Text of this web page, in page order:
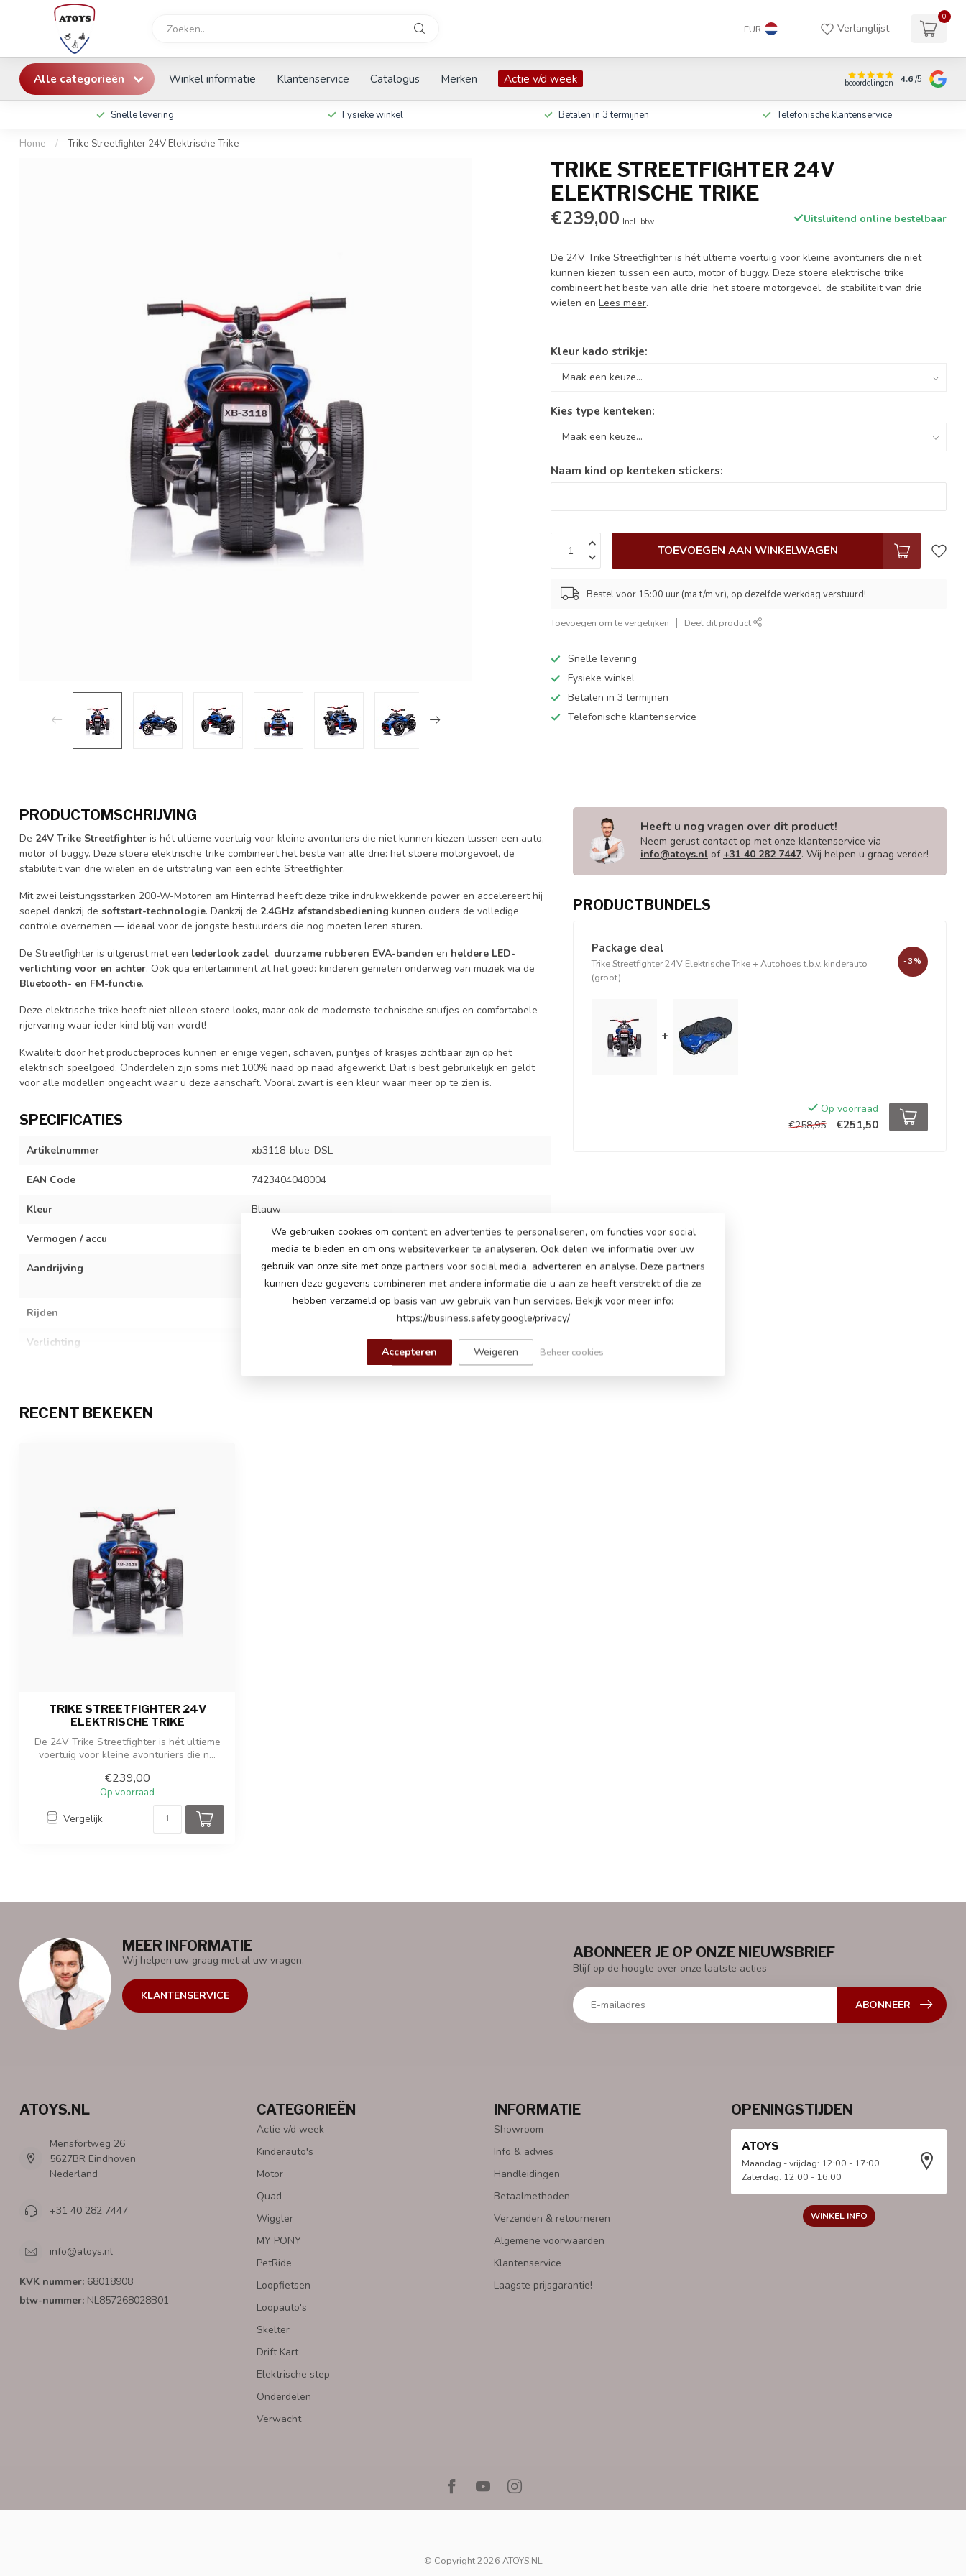
EUR Verlanglijst
0
Alle categorieën Winkel informatie Klantenservice Catalogus Merken Actie v/d week beoordelingen 4.6/5
Snelle levering Fysieke winkel Betalen in 3 termijnen Telefonische klantenservice
Home / Trike Streetfighter 24V Elektrische Trike
TRIKE STREETFIGHTER 24V
ELEKTRISCHE TRIKE
€239,00 Incl. btw Uitsluitend online bestelbaar
De 24V Trike Streetfighter is hét ultieme voertuig voor kleine avonturiers die niet
kunnen kiezen tussen een auto, motor of buggy. Deze stoere elektrische trike
combineert het beste van alle drie: het stoere motorgevoel, de stabiliteit van drie
wielen enLees meer.
Kleur kado strikje:
Kies type kenteken:
Naam kind op kenteken stickers:
TOEVOEGEN AAN WINKELWAGEN
Bestel voor 15:00 uur (ma t/m vr), op dezelfde werkdag verstuurd!
Toevoegen om te vergelijken Deel dit product
Snelle levering
Fysieke winkel
Betalen in 3 termijnen
Telefonische klantenservice
PRODUCTOMSCHRIJVING
De 24V Trike Streetfighter is hét ultieme voertuig voor kleine avonturiers die niet kunnen kiezen tussen een auto,
motor of buggy. Deze stoere elektrische trike combineert het beste van alle drie: het stoere motorgevoel, de
stabiliteit van drie wielen en de uitstraling van een echte Streetfighter.
Mit zwei leistungsstarken 200-W-Motoren am Hinterrad heeft deze trike indrukwekkende power en accelereert hij
soepel dankzij de softstart-technologie. Dankzij de 2.4GHz afstandsbediening kunnen ouders de volledige
controle overnemen — ideaal voor de jongste bestuurders die nog moeten leren sturen.
De Streetfighter is uitgerust met een lederlook zadel, duurzame rubberen EVA-banden en heldere LED-
verlichting voor en achter. Ook qua entertainment zit het goed: kinderen genieten onderweg van muziek via de
Bluetooth- en FM-functie.
Deze elektrische trike heeft niet alleen stoere looks, maar ook de modernste technische snufjes en comfortabele
rijervaring waar ieder kind blij van wordt!
Kwaliteit: door het productieproces kunnen er enige vegen, schaven, puntjes of krasjes zichtbaar zijn op het
elektrisch speelgoed. Onderdelen zijn soms niet 100% naad op naad afgewerkt. Dat is best gebruikelijk en geldt
voor alle modellen ongeacht waar u deze aanschaft. Vooral zwart is een kleur waar meer op te zien is.
SPECIFICATIES
Artikelnummer xb3118-blue-DSL
EAN Code 7423404048004
Kleur Blauw
Vermogen / accu 24 volt 5Ah accu
Aandrijving
2x 24 volt 200 watt motoren, een motor op ieder kant van de
achterwiel
Rijden 3 verstelbare snelheden tot 7 km per uur
Verlichting koplampen, achter lampen
Aantal zitplaatsen
Geschiktheid
Afmetingen product
Afmetingen verpakking
Heeft u nog vragen over dit product!
Neem gerust contact op met onze klantenservice via
info@atoys.nl of +31 40 282 7447. Wij helpen u graag verder!
PRODUCTBUNDELS
Package deal
Trike Streetfighter 24V Elektrische Trike+ Autohoes t.b.v. kinderauto
(groot)
-3%
+
Op voorraad
€258,95
€251,50
RECENT BEKEKEN
TRIKE STREETFIGHTER 24V
ELEKTRISCHE TRIKE
De 24V Trike Streetfighter is hét ultieme
voertuig voor kleine avonturiers die n...
€239,00
Op voorraad
Vergelijk
MEER INFORMATIE
Wij helpen uw graag met al uw vragen.
KLANTENSERVICE
ABONNEER JE OP ONZE NIEUWSBRIEF
Blijf op de hoogte over onze laatste acties
ABONNEER
ATOYS.NL
Mensfortweg 26
5627BR Eindhoven
Nederland
+31 40 282 7447
info@atoys.nl
KVK nummer: 68018908
btw-nummer: NL857268028B01
CATEGORIEËN
Actie v/d week
Kinderauto's
Motor
Quad
Wiggler
MY PONY
PetRide
Loopfietsen
Loopauto's
Skelter
Drift Kart
Elektrische step
Onderdelen
Verwacht
INFORMATIE
Showroom
Info & advies
Handleidingen
Betaalmethoden
Verzenden & retourneren
Algemene voorwaarden
Klantenservice
Laagste prijsgarantie!
OPENINGSTIJDEN
ATOYS
Maandag - vrijdag: 12:00 - 17:00
Zaterdag: 12:00 - 16:00
WINKEL INFO
© Copyright 2026 ATOYS.NL
We gebruiken cookies om content en advertenties te personaliseren, om functies voor social
media te bieden en om ons websiteverkeer te analyseren. Ook delen we informatie over uw
gebruik van onze site met onze partners voor social media, adverteren en analyse. Deze partners
kunnen deze gegevens combineren met andere informatie die u aan ze heeft verstrekt of die ze
hebben verzameld op basis van uw gebruik van hun services. Bekijk voor meer info:
https://business.safety.google/privacy/
Accepteren Weigeren Beheer cookies